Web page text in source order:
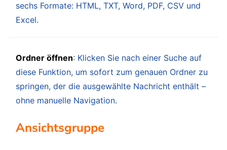
sechs Formate: HTML, TXT, Word, PDF, CSV und
Excel.
Ordner öffnen: Klicken Sie nach einer Suche auf
diese Funktion, um sofort zum genauen Ordner zu
springen, der die ausgewählte Nachricht enthält –
ohne manuelle Navigation.
Ansichtsgruppe